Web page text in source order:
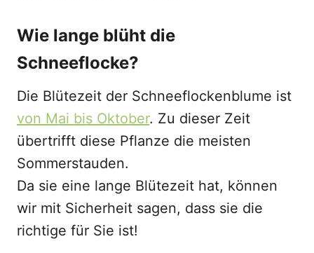
Wie lange blüht die
Schneeflocke?
Die Blütezeit der Schneeflockenblume ist
von Mai bis Oktober. Zu dieser Zeit
übertrifft diese Pflanze die meisten
Sommerstauden.
Da sie eine lange Blütezeit hat, können
wir mit Sicherheit sagen, dass sie die
richtige für Sie ist!